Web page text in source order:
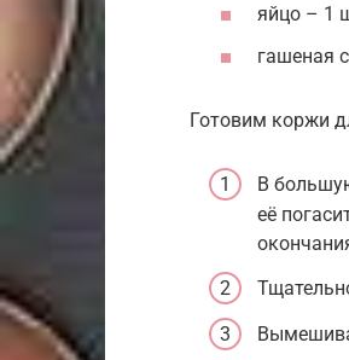
яйцо – 1
гашеная
Готовим коржи
В
её